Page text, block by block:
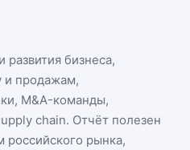
развития бизнеса,
и продажам,
M&A-команды,
chain. Отчёт полезен
российского рынка,